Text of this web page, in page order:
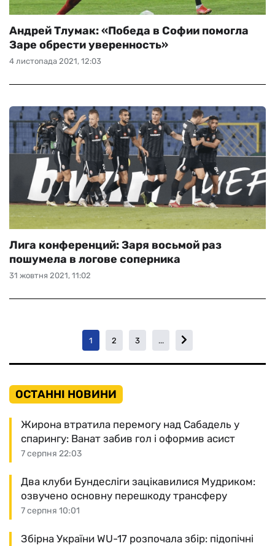
4 листопада 2021, 12:03
Андрей Тлумак: «Победа в Софии помогла
Заре обрести уверенность»
31 жовтня 2021, 11:02
Лига конференций: Заря восьмой раз
пошумела в логове соперника
1 2 3 ...
ОСТАННІ НОВИНИ
7 серпня 22:03
Жирона втратила перемогу над Сабадель у
спарингу: Ванат забив гол і оформив асист
7 серпня 10:01
Два клуби Бундесліги зацікавилися Мудриком:
озвучено основну перешкоду трансферу
Збірна України WU-17 розпочала збір: підопічні